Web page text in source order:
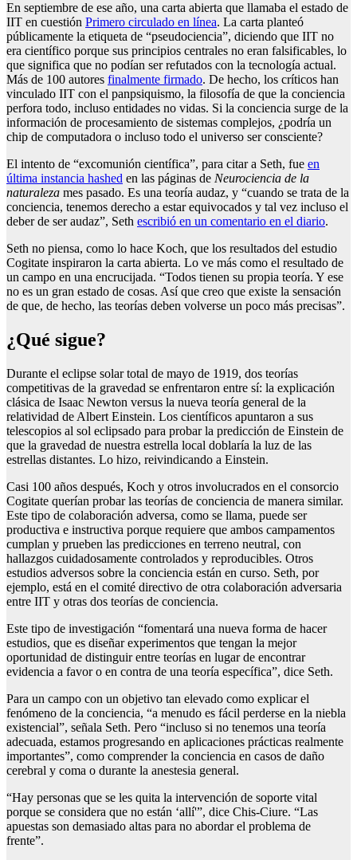
En septiembre de ese año, una carta abierta que llamaba el estado de
IIT en cuestión Primero circulado en línea. La carta planteó
públicamente la etiqueta de “pseudociencia”, diciendo que IIT no
era científico porque sus principios centrales no eran falsificables, lo
que significa que no podían ser refutados con la tecnología actual.
Más de 100 autores finalmente firmado. De hecho, los críticos han
vinculado IIT con el panpsiquismo, la filosofía de que la conciencia
perfora todo, incluso entidades no vidas. Si la conciencia surge de la
información de procesamiento de sistemas complejos, ¿podría un
chip de computadora o incluso todo el universo ser consciente?
El intento de “excomunión científica”, para citar a Seth, fue en
última instancia hashed en las páginas de Neurociencia de la
naturaleza mes pasado. Es una teoría audaz, y “cuando se trata de la
conciencia, tenemos derecho a estar equivocados y tal vez incluso el
deber de ser audaz”, Seth escribió en un comentario en el diario.
Seth no piensa, como lo hace Koch, que los resultados del estudio
Cogitate inspiraron la carta abierta. Lo ve más como el resultado de
un campo en una encrucijada. “Todos tienen su propia teoría. Y ese
no es un gran estado de cosas. Así que creo que existe la sensación
de que, de hecho, las teorías deben volverse un poco más precisas”.
¿Qué sigue?
Durante el eclipse solar total de mayo de 1919, dos teorías
competitivas de la gravedad se enfrentaron entre sí: la explicación
clásica de Isaac Newton versus la nueva teoría general de la
relatividad de Albert Einstein. Los científicos apuntaron a sus
telescopios al sol eclipsado para probar la predicción de Einstein de
que la gravedad de nuestra estrella local doblaría la luz de las
estrellas distantes. Lo hizo, reivindicando a Einstein.
Casi 100 años después, Koch y otros involucrados en el consorcio
Cogitate querían probar las teorías de conciencia de manera similar.
Este tipo de colaboración adversa, como se llama, puede ser
productiva e instructiva porque requiere que ambos campamentos
cumplan y prueben las predicciones en terreno neutral, con
hallazgos cuidadosamente controlados y reproducibles. Otros
estudios adversos sobre la conciencia están en curso. Seth, por
ejemplo, está en el comité directivo de otra colaboración adversaria
entre IIT y otras dos teorías de conciencia.
Este tipo de investigación “fomentará una nueva forma de hacer
estudios, que es diseñar experimentos que tengan la mejor
oportunidad de distinguir entre teorías en lugar de encontrar
evidencia a favor o en contra de una teoría específica”, dice Seth.
Para un campo con un objetivo tan elevado como explicar el
fenómeno de la conciencia, “a menudo es fácil perderse en la niebla
existencial”, señala Seth. Pero “incluso si no tenemos una teoría
adecuada, estamos progresando en aplicaciones prácticas realmente
importantes”, como comprender la conciencia en casos de daño
cerebral y coma o durante la anestesia general.
“Hay personas que se les quita la intervención de soporte vital
porque se considera que no están ‘allí'”, dice Chis-Ciure. “Las
apuestas son demasiado altas para no abordar el problema de
frente”.